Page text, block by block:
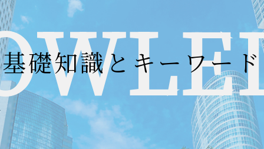
基礎知識とキーワード